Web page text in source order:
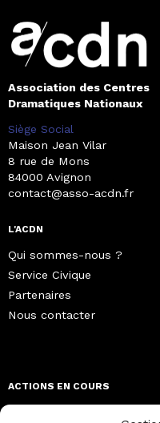
Association des Centres
Dramatiques Nationaux
Siège Social
Maison Jean Vilar
8 rue de Mons
84000 Avignon
contact@asso-acdn.fr
L'ACDN
Qui sommes-nous ?
Service Civique
Partenaires
Nous contacter
ACTIONS EN COURS